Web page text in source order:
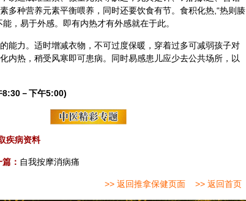
多种营养元素平衡喂养，同时还要饮食有节。食积化热,“热则腠
，易于外感。即有内热才有外感就在于此。
能力。适时增减衣物，不可过度保暖，穿着过多可减弱孩子对
内热，稍受风寒即可患病。同时易感患儿应少去公共场所，以
8:30－下午5:00)
疾病资料
： 自我按摩消病痛
>> 返回推拿保健页面 >> 返回首页